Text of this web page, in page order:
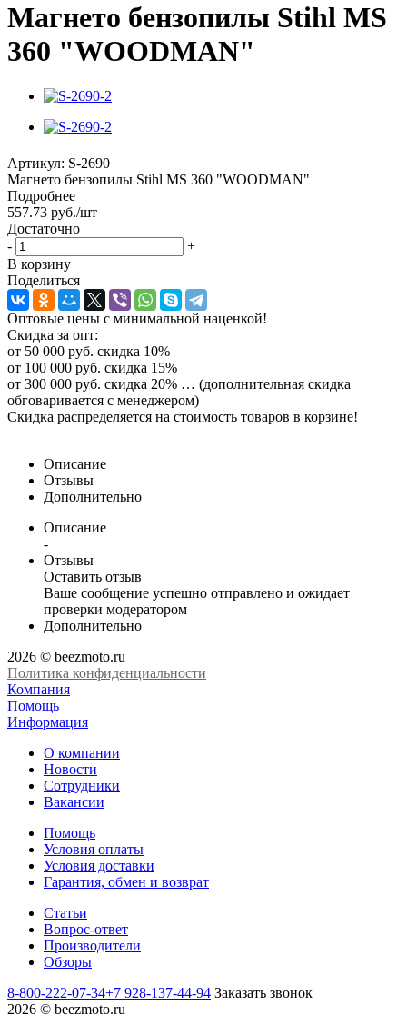
Магнето бензопилы Stihl MS
360 "WOODMAN"
Артикул: S-2690
Магнето бензопилы Stihl MS 360 "WOODMAN"
Подробнее
557.73 руб./шт
Достаточно
-
+
В корзину
Поделиться
Оптовые цены с минимальной наценкой!
Скидка за опт:
от 50 000 руб. скидка 10%
от 100 000 руб. скидка 15%
от 300 000 руб. скидка 20% … (дополнительная скидка
обговаривается с менеджером)
Скидка распределяется на стоимость товаров в корзине!
Описание
Отзывы
Дополнительно
Описание
-
Отзывы
Оставить отзыв
Ваше сообщение успешно отправлено и ожидает
проверки модератором
Дополнительно
2026 © beezmoto.ru
Политика конфиденциальности
Компания
Помощь
Информация
О компании
Новости
Сотрудники
Вакансии
Помощь
Условия оплаты
Условия доставки
Гарантия, обмен и возврат
Статьи
Вопрос-ответ
Производители
Обзоры
8-800-222-07-34+7 928-137-44-94 Заказать звонок
2026 © beezmoto.ru